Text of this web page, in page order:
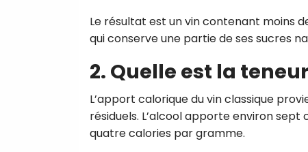
Le résultat est un vin contenant moins
qui conserve une partie de ses sucres
2. Quelle est la
L’apport calorique du vin classique
résiduels. L’alcool apporte environ
quatre calories par gramme.